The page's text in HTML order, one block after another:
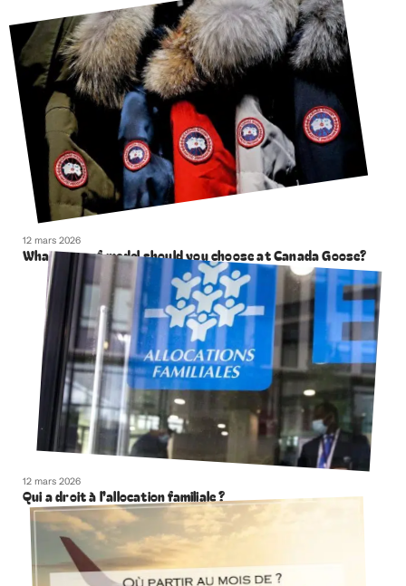
12 mars 2026
What type of model should you choose at Canada Goose?
12 mars 2026
Qui a droit à l’allocation familiale ?